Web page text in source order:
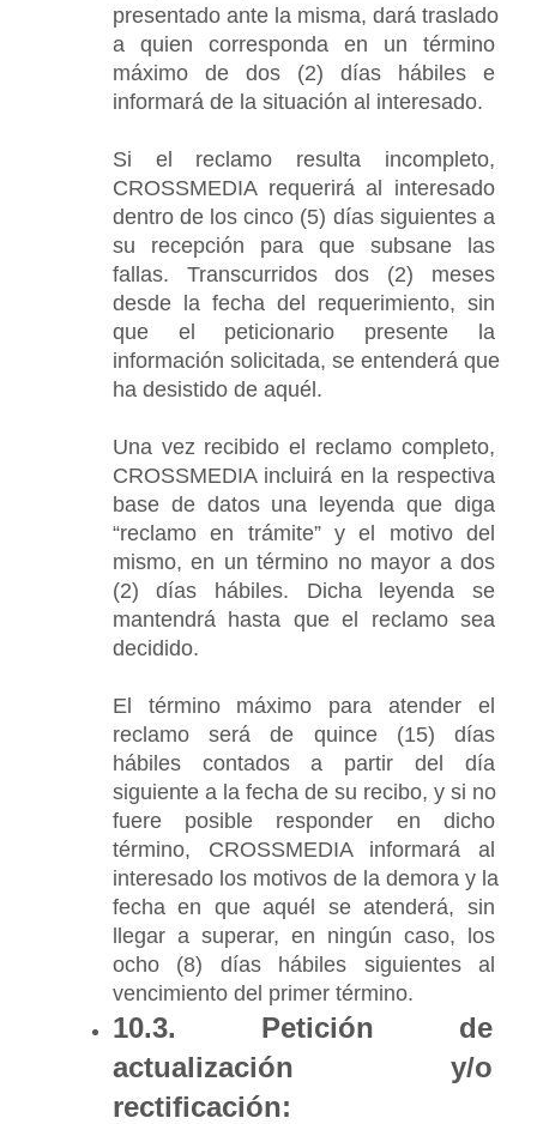
presentado ante la misma, dará traslado
a quien corresponda en un término
máximo de dos (2) días hábiles e
informará de la situación al interesado.
Si el reclamo resulta incompleto,
CROSSMEDIA requerirá al interesado
dentro de los cinco (5) días siguientes a
su recepción para que subsane las
fallas. Transcurridos dos (2) meses
desde la fecha del requerimiento, sin
que el peticionario presente la
información solicitada, se entenderá que
ha desistido de aquél.
Una vez recibido el reclamo completo,
CROSSMEDIA incluirá en la respectiva
base de datos una leyenda que diga
“reclamo en trámite” y el motivo del
mismo, en un término no mayor a dos
(2) días hábiles. Dicha leyenda se
mantendrá hasta que el reclamo sea
decidido.
El término máximo para atender el
reclamo será de quince (15) días
hábiles contados a partir del día
siguiente a la fecha de su recibo, y si no
fuere posible responder en dicho
término, CROSSMEDIA informará al
interesado los motivos de la demora y la
fecha en que aquél se atenderá, sin
llegar a superar, en ningún caso, los
ocho (8) días hábiles siguientes al
vencimiento del primer término.
10.3. Petición de
actualización y/o
rectificación: